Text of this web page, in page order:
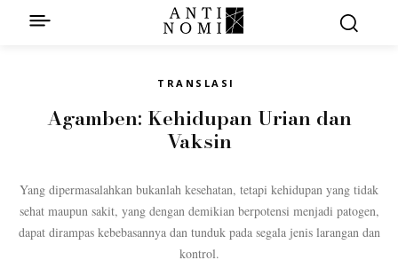
TRANSLASI
Agamben: Kehidupan Urian dan
Vaksin
Yang dipermasalahkan bukanlah kesehatan, tetapi kehidupan yang tidak
sehat maupun sakit, yang dengan demikian berpotensi menjadi patogen,
dapat dirampas kebebasannya dan tunduk pada segala jenis larangan dan
kontrol.